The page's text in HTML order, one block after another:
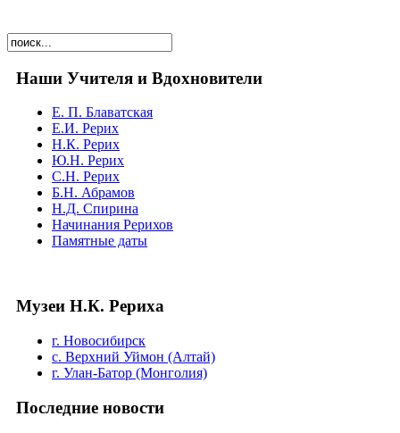
Наши Учителя и Вдохновители
Е. П. Блаватская
Е.И. Рерих
Н.К. Рерих
Ю.Н. Рерих
С.Н. Рерих
Б.Н. Абрамов
Н.Д. Спирина
Начинания Рерихов
Памятные даты
Музеи Н.К. Рериха
г. Новосибирск
с. Верхний Уймон (Алтай)
г. Улан-Батор (Монголия)
Последние новости